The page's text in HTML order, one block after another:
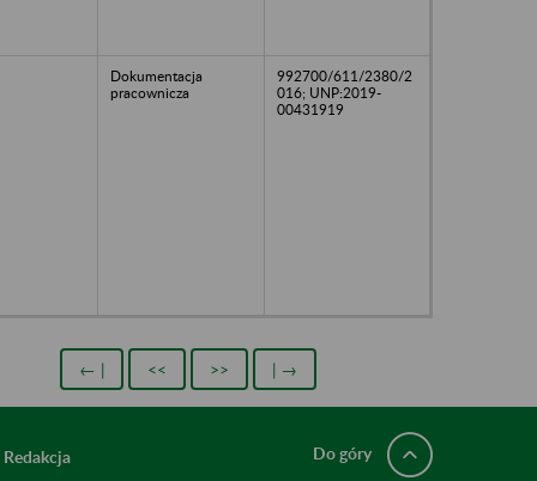
Dokumentacja
pracownicza
992700/611/2380/2
016; UNP:2019-
00431919
← | << >> | →
Redakcja Do góry